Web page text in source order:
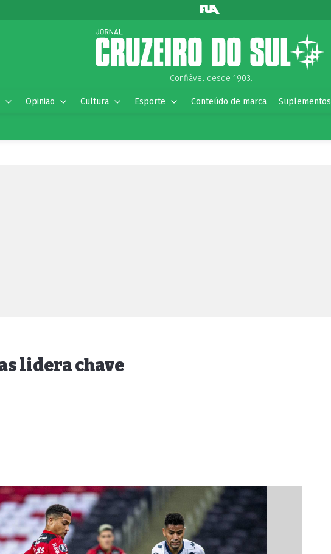
Confiável desde 1903.
Opinião Cultura Esporte Conteúdo de marca Suplementos
lidera chave